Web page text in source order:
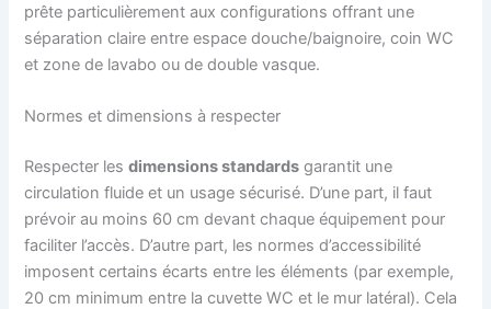
prête particulièrement aux configurations offrant une
séparation claire entre espace douche/baignoire, coin WC
et zone de lavabo ou de double vasque.
Normes et dimensions à respecter
Respecter lesdimensions standards garantit une
circulation fluide et un usage sécurisé. D’une part, il faut
prévoir au moins 60 cm devant chaque équipement pour
faciliter l’accès. D’autre part, les normes d’accessibilité
imposent certains écarts entre les éléments (par exemple,
20 cm minimum entre la cuvette WC et le mur latéral). Cela